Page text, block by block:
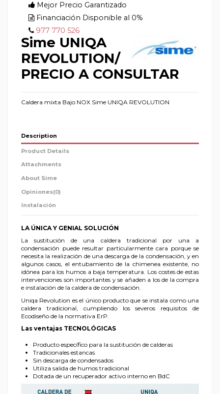
Mejor Precio Garantizado
Financiación Disponible al 0%
977 770 526
Sime UNIQA
REVOLUTION/
PRECIO A CONSULTAR
Caldera mixta Bajo NOX Sime UNIQA REVOLUTION
Description
Product Details
Attachments
About Sime
Opiniones(0)
Instalación
LA ÚNICA Y GENIAL SOLUCIÓN
La sustitución de una caldera tradicional por una a
condensación puede resultar particularmente cara porque se
necesita la realización de una descarga de la condensación, y en
algunos casos, el entubamiento de la chimenea existente, no
idónea para los humos a baja temperatura. Los costes de estas
intervenciones son importantes y se añaden a los de la compra
e instalación de la caldera de condensación.
Uniqa Revolution es el único producto que se instala como una
caldera tradicional, cumpliendo los severos requisitos de
Ecodiseño de la normativa ErP.
Las ventajas TECNOLÓGICAS
Producto específico para la sustitución de calderas
Tradicionales estancas
Sin descarga de condensados
Utiliza salida de humos tradicional
Dotada de un recuperador activo interno en BdC